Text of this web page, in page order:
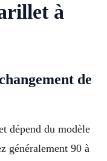
à
de
dépend du modèle
généralement 90 à